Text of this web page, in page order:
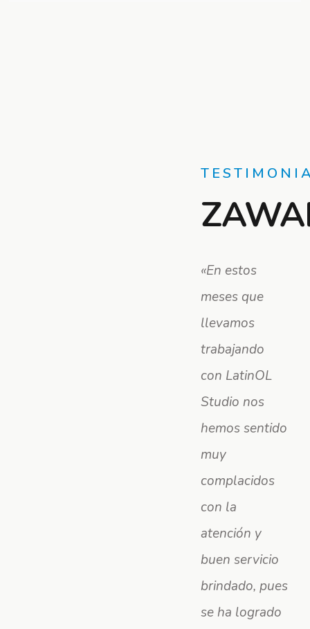
«En estos
meses que
llevamos
trabajando
con LatinOL
Studio nos
hemos sentido
muy
complacidos
con la
atención y
buen servicio
brindado, pues
se ha logrado